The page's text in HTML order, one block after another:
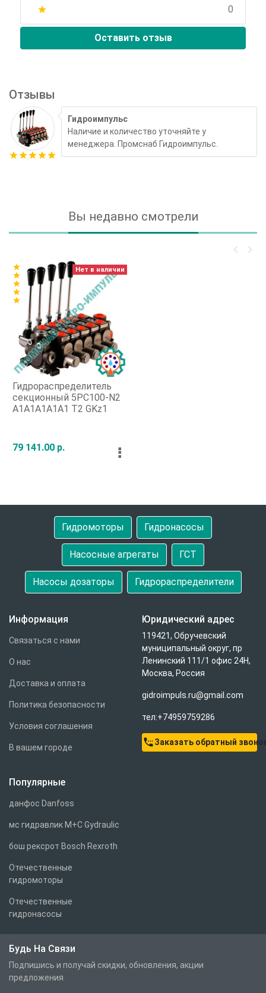
star 0
Оставить отзыв
Отзывы
starstarstarstarstar
Гидроимпульс
Наличие и количество уточняйте у
менеджера. Промснаб Гидроимпульс.
Вы недавно смотрели
keyboard_arrow_left keyboard_arrow_right
Гидрораспределитель
секционный 5РС100-N2
А1А1А1А1А1 Т2 GKz1
79 141.00 р.
Нет в наличии
star
star
star
star
star
⠇
Гидромоторы Гидронасосы
Насосные агрегаты ГСТ
Насосы дозаторы Гидрораспределители
Информация
Связаться с нами
О нас
Доставка и оплата
Политика безопасности
Условия соглашения
В вашем городе
Юридический адрес
119421, Обручевский
муниципальный округ, пр
Ленинский 111/1 офис 24Н,
Москва, Россия
gidroimpuls.ru@gmail.com
тел:+74959759286
settings_phoneЗаказать обратный
Популярные
данфос Danfoss
мс гидравлик M+C Gydraulic
бош рексрот Bosch Rexroth
Отечественные
гидромоторы
Отечественные
гидронасосы
Будь На Связи
Подпишись и получай скидки, обновления, акции
предложения